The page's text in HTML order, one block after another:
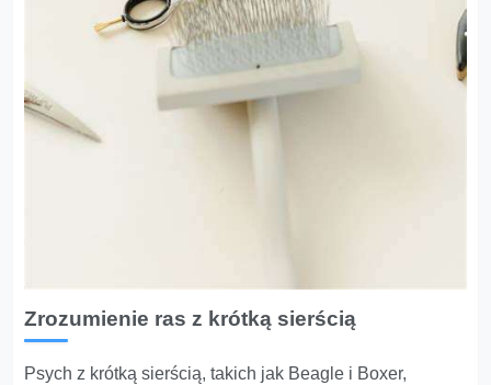
Zrozumienie ras z krótką sierścią
Psych z krótką sierścią, takich jak Beagle i Boxer,